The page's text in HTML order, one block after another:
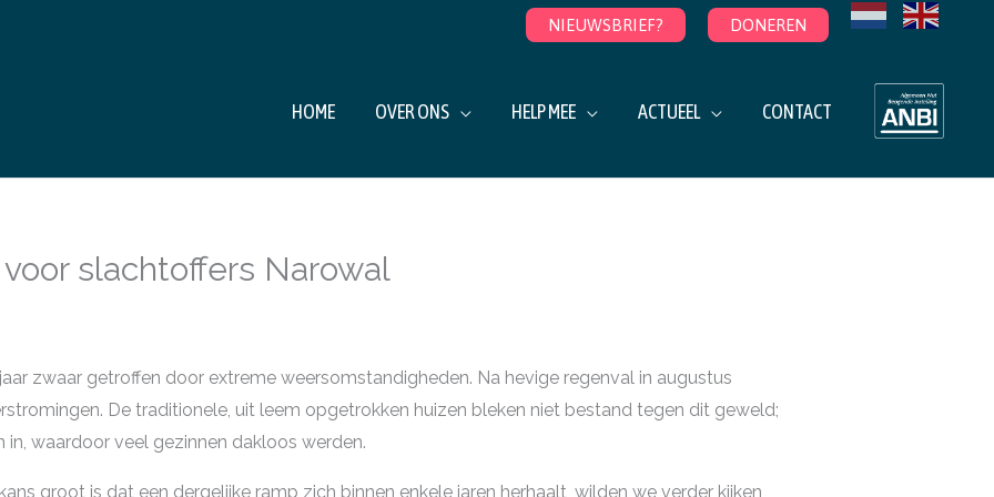
NIEUWSBRIEF? DONEREN
HOME OVER ONS HELP MEE ACTUEEL CONTACT
voor slachtoffers Narowal
zwaar getroffen door extreme weersomstandigheden. Na hevige regenval in augustus
De traditionele, uit leem opgetrokken huizen bleken niet bestand tegen dit geweld;
waardoor veel gezinnen dakloos werden.
groot is dat een dergelijke ramp zich binnen enkele jaren herhaalt, wilden we verder kijken